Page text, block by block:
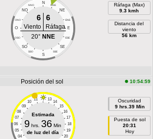
N
NNO NNE
NO NE
ONO ENE
O E
OSO ESE
SO SE
SSO SSE
S
6 6
Viento
Ráfaga
20° NNE
Ráfaga (Max)
9.3 kmh
Distancia del
viento
56 km
Posición del sol 10:54:59
11 13
10
14
09
15
08
16
07
17
06
18
05
19
04
20
Estimada
9 hrs. 36 Min
de luz del día
Oscuridad
9 hrs.39 Min
Puesta de sol
20:31
Hoy